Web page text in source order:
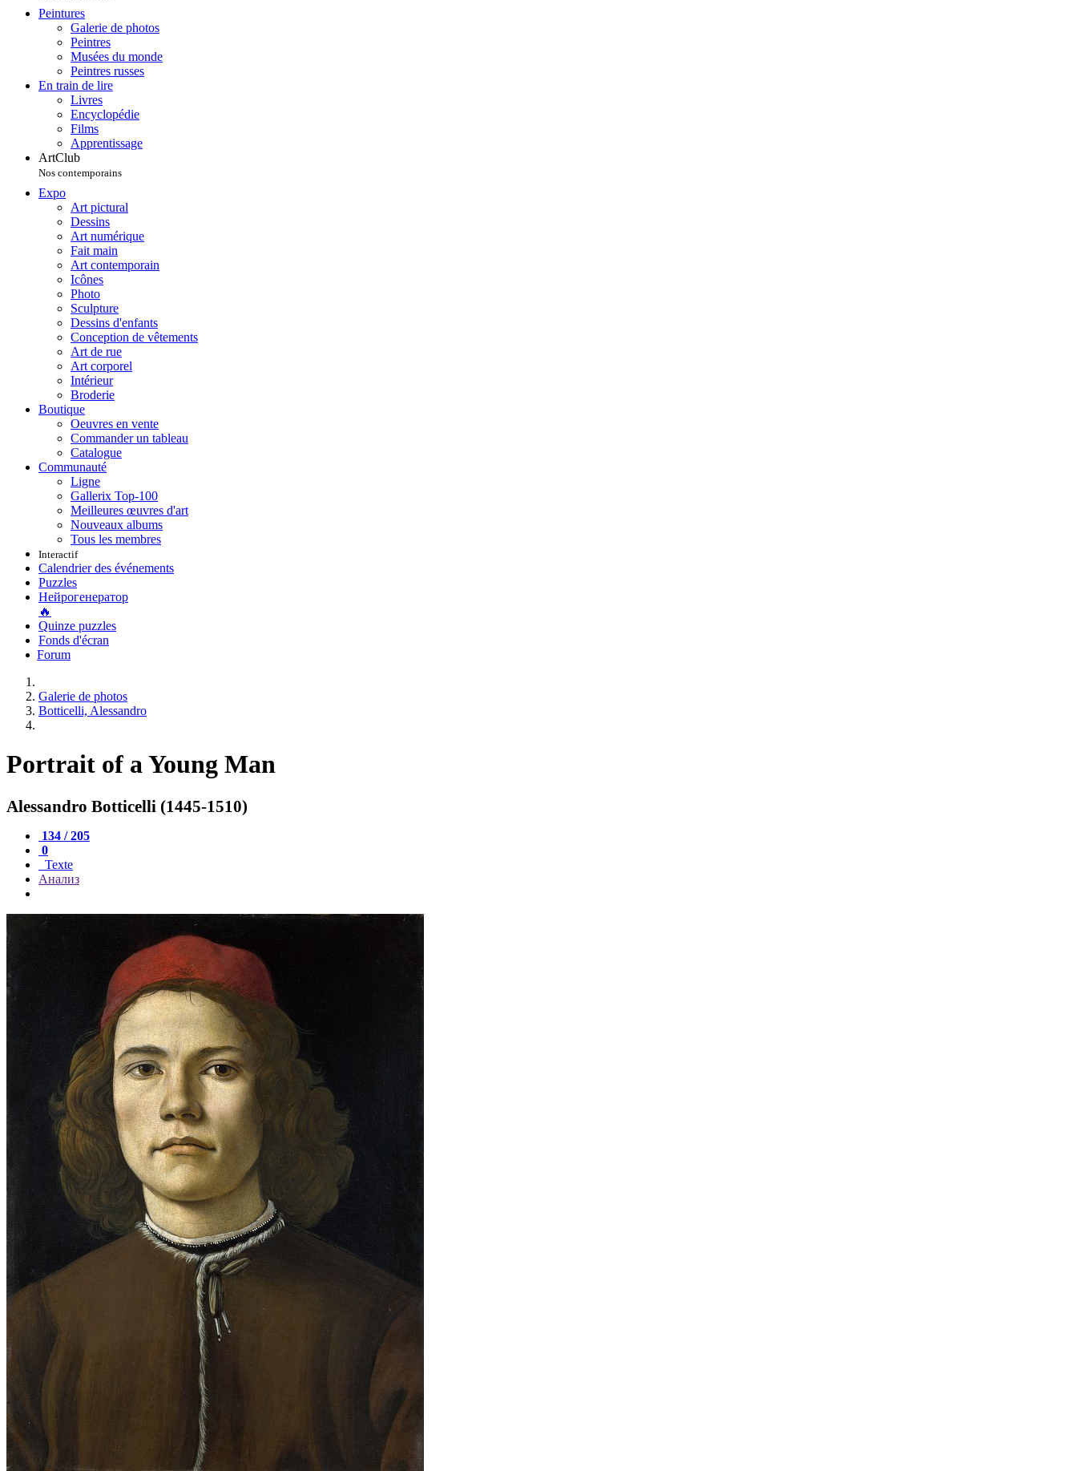
Peintures
Galerie de photos
Peintres
Musées du monde
Peintres russes
En train de lire
Livres
Encyclopédie
Films
Apprentissage
ArtClub
Nos contemporains
Expo
Art pictural
Dessins
Art numérique
Fait main
Art contemporain
Icônes
Photo
Sculpture
Dessins d'enfants
Conception de vêtements
Art de rue
Art corporel
Intérieur
Broderie
Boutique
Oeuvres en vente
Commander un tableau
Catalogue
Communauté
Ligne
Gallerix Top-100
Meilleures œuvres d'art
Nouveaux albums
Tous les membres
Interactif
Calendrier des événements
Puzzles
Нейрогенератор
🔥
Quinze puzzles
Fonds d'écran
Forum
Galerie de photos
Botticelli, Alessandro
Portrait of a Young Man
Alessandro Botticelli (1445-1510)
134 / 205
0
Texte
Анализ